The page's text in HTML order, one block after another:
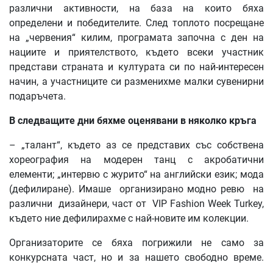
различни активности, на база на които бяха
определени и победителите. След топлото посрещане
на „червения“ килим, програмата започна с ден на
нациите и приятелството, където всеки участник
представи страната и културата си по най-интересен
начин, а участниците си разменихме малки сувенирни
подаръчета.
В следващите дни бяхме оценявани в няколко кръга
– „талант“, където аз се представих със собствена
хореография на модерен танц с акробатични
елементи; „интервю с журито“ на английски език; мода
(дефилиране). Имаше организирано модно ревю на
различни дизайнери, част от VIP Fashion Week Turkey,
където ние дефилирахме с най-новите им колекции.
Организаторите се бяха погрижили не само за
конкурсната част, но и за нашето свободно време.